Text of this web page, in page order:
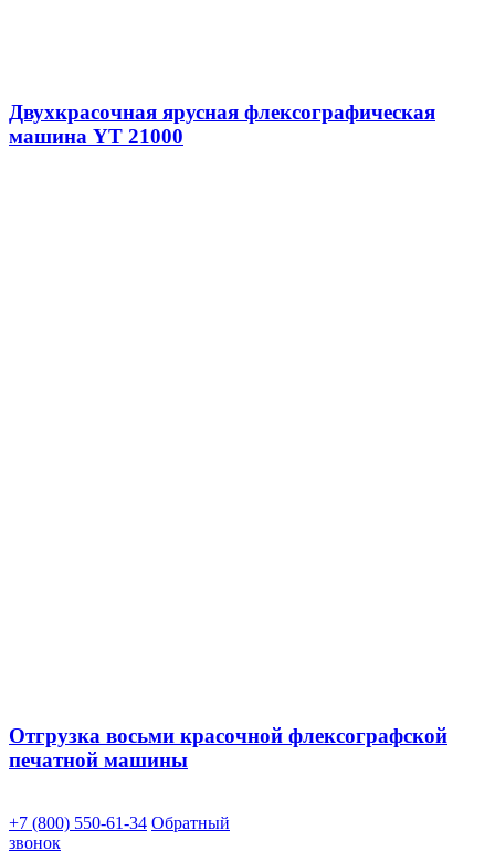
Двухкрасочная ярусная флексографическая
машина YT 21000
Отгрузка восьми красочной флексографской
печатной машины
+7 (800) 550-61-34 Обратный
звонок